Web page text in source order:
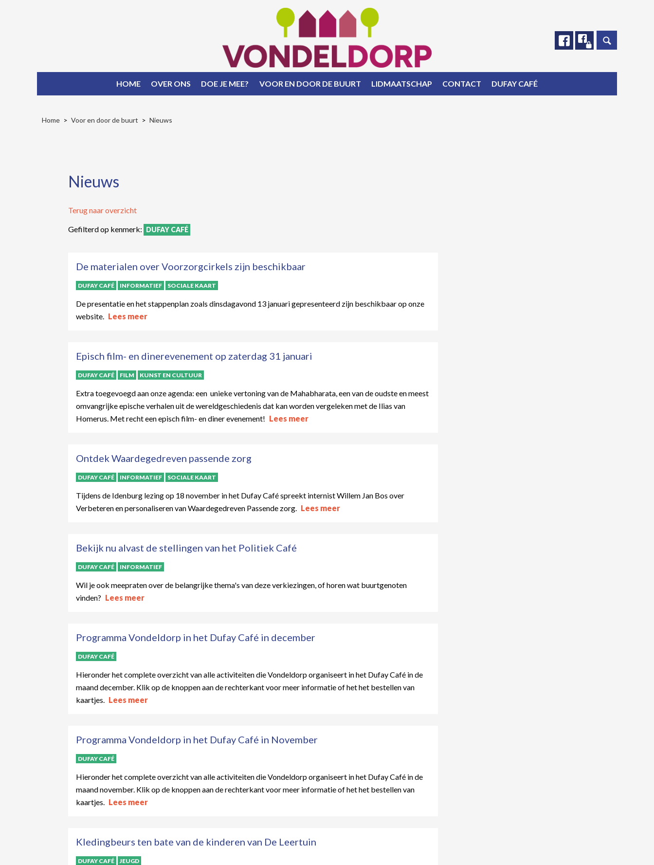
FacebookFacebook
HOME OVER ONS DOE JE MEE? VOOR EN DOOR DE BUURT LIDMAATSCHAP CONTACT DUFAY CAFÉ
Home Voor en door de buurt Nieuws
Nieuws
Terug naar overzicht
Gefilterd op kenmerk: DUFAY CAFÉ
De materialen over Voorzorgcirkels zijn beschikbaar
DUFAY CAFÉ INFORMATIEF SOCIALE KAART
De presentatie en het stappenplan zoals dinsdagavond 13 januari gepresenteerd zijn beschikbaar op onze
website. Lees meer
Episch film- en dinerevenement op zaterdag 31 januari
DUFAY CAFÉ FILM KUNST EN CULTUUR
Extra toegevoegd aan onze agenda: een unieke vertoning van de Mahabharata, een van de oudste en meest
omvangrijke epische verhalen uit de wereldgeschiedenis dat kan worden vergeleken met de Ilias van
Homerus. Met recht een episch film- en diner evenement! Lees meer
Ontdek Waardegedreven passende zorg
DUFAY CAFÉ INFORMATIEF SOCIALE KAART
Tijdens de Idenburg lezing op 18 november in het Dufay Café spreekt internist Willem Jan Bos over
Verbeteren en personaliseren van Waardegedreven Passende zorg. Lees meer
Bekijk nu alvast de stellingen van het Politiek Café
DUFAY CAFÉ INFORMATIEF
Wil je ook meepraten over de belangrijke thema's van deze verkiezingen, of horen wat buurtgenoten
vinden? Lees meer
Programma Vondeldorp in het Dufay Café in december
DUFAY CAFÉ
Hieronder het complete overzicht van alle activiteiten die Vondeldorp organiseert in het Dufay Café in de
maand december. Klik op de knoppen aan de rechterkant voor meer informatie of het het bestellen van
kaartjes. Lees meer
Programma Vondeldorp in het Dufay Café in November
DUFAY CAFÉ
Hieronder het complete overzicht van alle activiteiten die Vondeldorp organiseert in het Dufay Café in de
maand november. Klik op de knoppen aan de rechterkant voor meer informatie of het het bestellen van
kaartjes. Lees meer
Kledingbeurs ten bate van de kinderen van De Leertuin
DUFAY CAFÉ JEUGD